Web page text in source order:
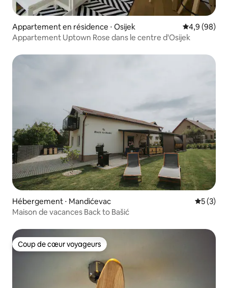
Appartement en résidence ⋅ Osijek Évaluation
4,9 (98)
Appartement Uptown Rose dans le centre d'Osijek
Hébergement ⋅ Mandićevac
5 (3)
Maison de vacances Back to Bašić
Coup de cœur voyageurs
Coup de cœur voyageurs